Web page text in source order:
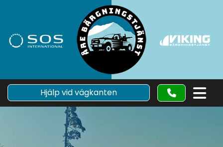
Hjälp vid vägkanten